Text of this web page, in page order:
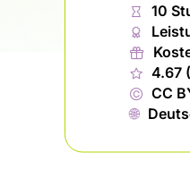
⏱ 10
🏅︎
🎁︎
★ 4.67
© CC
🌐︎